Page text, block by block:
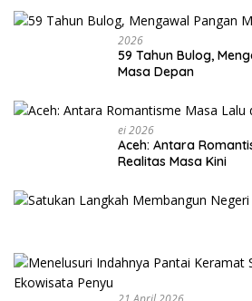
2026
59 Tahun Bulog,
Masa Depan
Ei 2026
Aceh: Antara
Realitas Masa Kini